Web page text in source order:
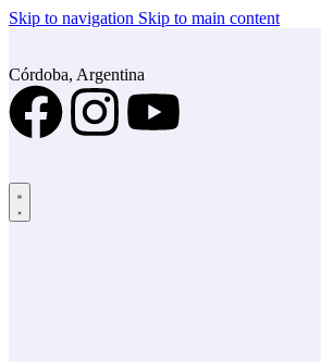
Skip to navigation Skip to main content
Córdoba, Argentina